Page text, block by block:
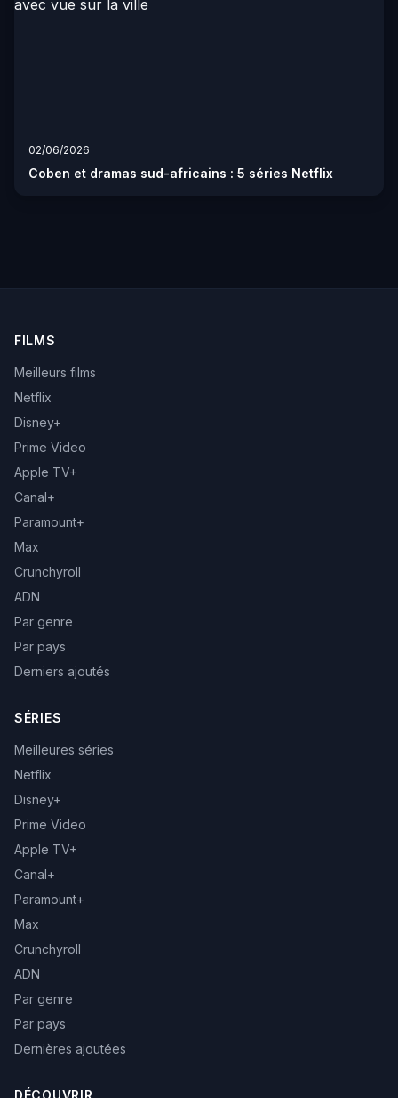
02/06/2026
Coben et dramas sud-africains : 5 séries Netflix
FILMS
Meilleurs films
Netflix
Disney+
Prime Video
Apple TV+
Canal+
Paramount+
Max
Crunchyroll
ADN
Par genre
Par pays
Derniers ajoutés
SÉRIES
Meilleures séries
Netflix
Disney+
Prime Video
Apple TV+
Canal+
Paramount+
Max
Crunchyroll
ADN
Par genre
Par pays
Dernières ajoutées